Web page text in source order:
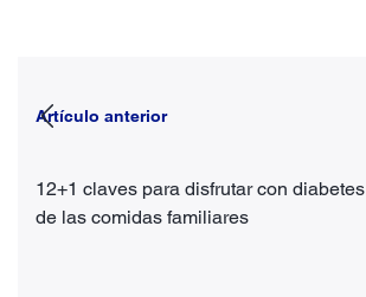
Artículo anterior
12+1 claves para disfrutar con diabetes
de las comidas familiares